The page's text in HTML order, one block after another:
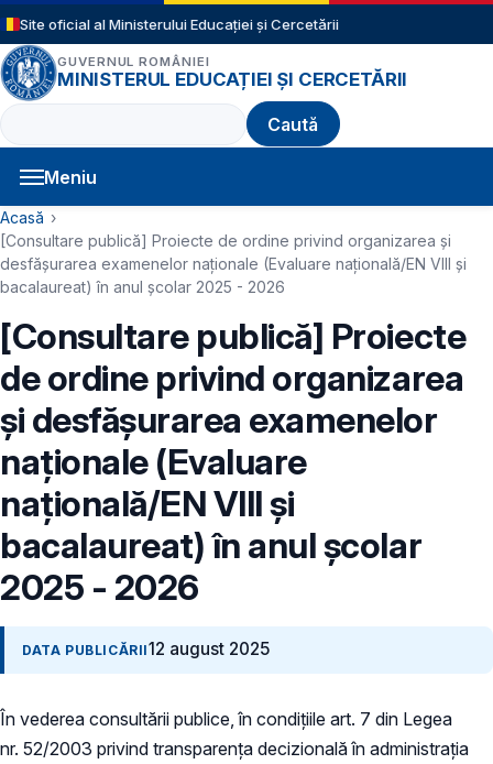
Sari la conținutul principal
Site oficial al Ministerului Educației și Cercetării
GUVERNUL ROMÂNIEI
MINISTERUL EDUCAȚIEI ȘI CERCETĂRII
Caută
Meniu
Navigație principală
Cale de navigare
Acasă
[Consultare publică] Proiecte de ordine privind organizarea și
desfășurarea examenelor naționale (Evaluare națională/EN VIII și
bacalaureat) în anul școlar 2025 - 2026
[Consultare publică] Proiecte
de ordine privind organizarea
și desfășurarea examenelor
naționale (Evaluare
națională/EN VIII și
bacalaureat) în anul școlar
2025 - 2026
DATA PUBLICĂRII12 august 2025
În vederea consultării publice, în condiţiile art. 7 din Legea
nr. 52/2003 privind transparenţa decizională în administraţia